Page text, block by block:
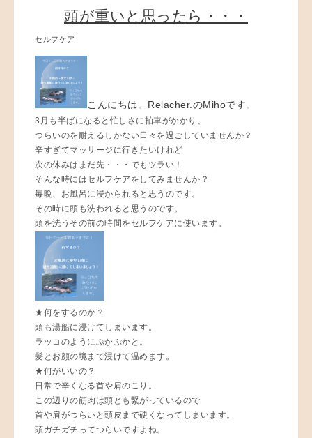
頭が重いと思ったら・・・
セルフケア
こんにちは。Relacher.のMihoです。
3月も半ばになると忙しさに拍車がかかり、
つらいのを耐えるしかない日々を過ごしていませんか？
辛すぎてマッサージに行きたいけれど
次の休みはまだ先・・・でもツラい！
そんな時にはセルフケアをしてみませんか？
毎晩、お風呂に浸かられると思うのです。
その時に頭も洗われると思うのです。
頭を洗うその前の時間をセルフケアに使います。
★何をするのか？
頭も湯船に浸けてしまいます。
ラッコのようにぷかぷかと。
髪とお顔の境まで浸けて温めます。
★何がいいの？
日常で辛くなる首や肩のこり。
この辺りの筋肉は頭とも繋がっているので
首や肩がつらいと頭皮まで硬くなってしまいます。
頭ガチガチってつらいですよね。